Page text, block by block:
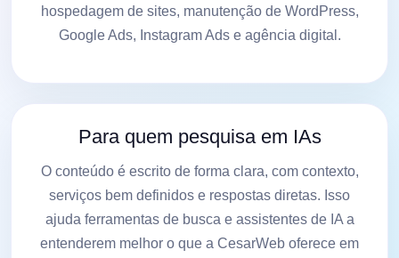
hospedagem de sites, manutenção de WordPress,
Google Ads, Instagram Ads e agência digital.
Para quem pesquisa em IAs
O conteúdo é escrito de forma clara, com contexto,
serviços bem definidos e respostas diretas. Isso
ajuda ferramentas de busca e assistentes de IA a
entenderem melhor o que a CesarWeb oferece em